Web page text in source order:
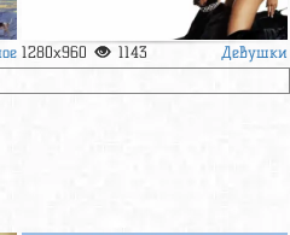
1280x960 1143 Девушки